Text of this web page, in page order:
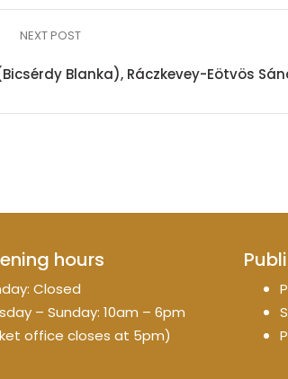
NEXT POST
Blanka), Ráczkevey-Eötvös
hours
Closed
– Sunday: 10am – 6pm
office closes at 5pm)